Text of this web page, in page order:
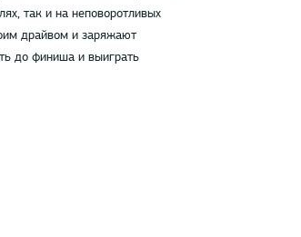
так и на неповоротливых
драйвом и заряжают
до финиша и выиграть